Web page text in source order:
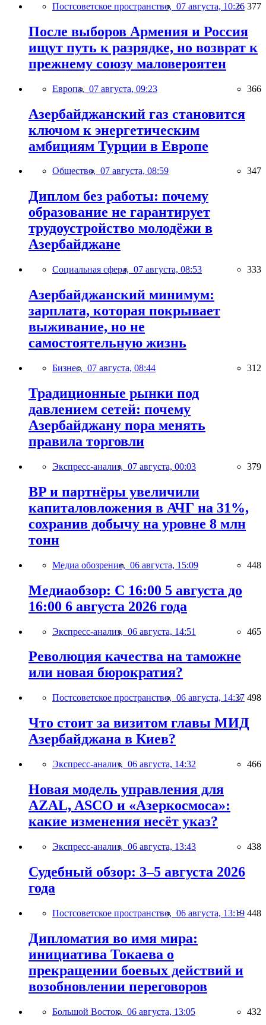
Постсоветское пространство, 07 августа, 10:26 377
После выборов Армения и Россия
ищут путь к разрядке, но возврат к
прежнему союзу маловероятен
Европа, 07 августа, 09:23 366
Азербайджанский газ становится
ключом к энергетическим
амбициям Турции в Европе
Общество, 07 августа, 08:59 347
Диплом без работы: почему
образование не гарантирует
трудоустройство молодёжи в
Азербайджане
Социальная сфера, 07 августа, 08:53 333
Азербайджанский минимум:
зарплата, которая покрывает
выживание, но не
самостоятельную жизнь
Бизнес, 07 августа, 08:44 312
Традиционные рынки под
давлением сетей: почему
Азербайджану пора менять
правила торговли
Экспресс-анализ, 07 августа, 00:03 379
BP и партнёры увеличили
капиталовложения в АЧГ на 31%,
сохранив добычу на уровне 8 млн
тонн
Медиа обозрение, 06 августа, 15:09 448
Медиаобзор: С 16:00 5 августа до
16:00 6 августа 2026 года
Экспресс-анализ, 06 августа, 14:51 465
Революция качества на таможне
или новая бюрократия?
Постсоветское пространство, 06 августа, 14:37 498
Что стоит за визитом главы МИД
Азербайджана в Киев?
Экспресс-анализ, 06 августа, 14:32 466
Новая модель управления для
AZAL, ASCO и «Азеркосмоса»:
какие изменения несёт указ?
Экспресс-анализ, 06 августа, 13:43 438
Судебный обзор: 3–5 августа 2026
года
Постсоветское пространство, 06 августа, 13:19 448
Дипломатия во имя мира:
инициатива Токаева о
прекращении боевых действий и
возобновлении переговоров
Большой Восток, 06 августа, 13:05 432